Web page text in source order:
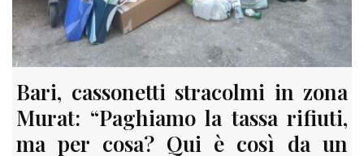
Bari, cassonetti stracolmi in zona
Murat: “Paghiamo la tassa rifiuti,
ma per cosa? Qui è così da un